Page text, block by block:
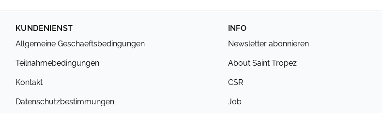
KUNDENIENST
Allgemeine Geschaeftsbedingungen
Teilnahmebedingungen
Kontakt
Datenschutzbestimmungen
INFO
Newsletter abonnieren
About Saint Tropez
CSR
Job